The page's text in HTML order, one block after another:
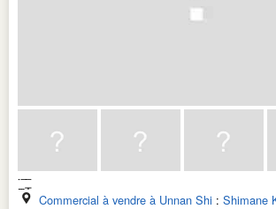
Commercial à vendre à Unnan Shi : Shimane